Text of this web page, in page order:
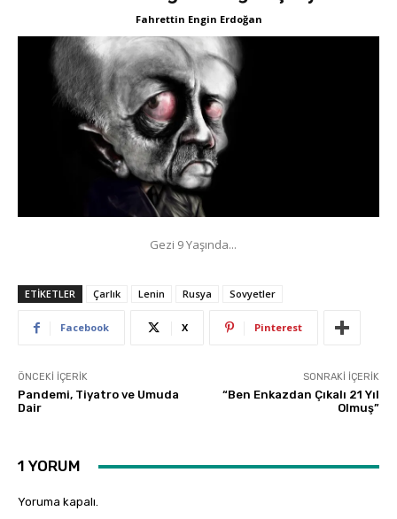
Fahrettin Engin Erdoğan
Gezi 9 Yaşında...
ETIKETLER Çarlık Lenin Rusya Sovyetler
Facebook X Pinterest
ÖNCEKI İÇERIK
Pandemi, Tiyatro ve Umuda
Dair
SONRAKI İÇERIK
“Ben Enkazdan Çıkalı 21 Yıl
Olmuş”
1 YORUM
Yoruma kapalı.